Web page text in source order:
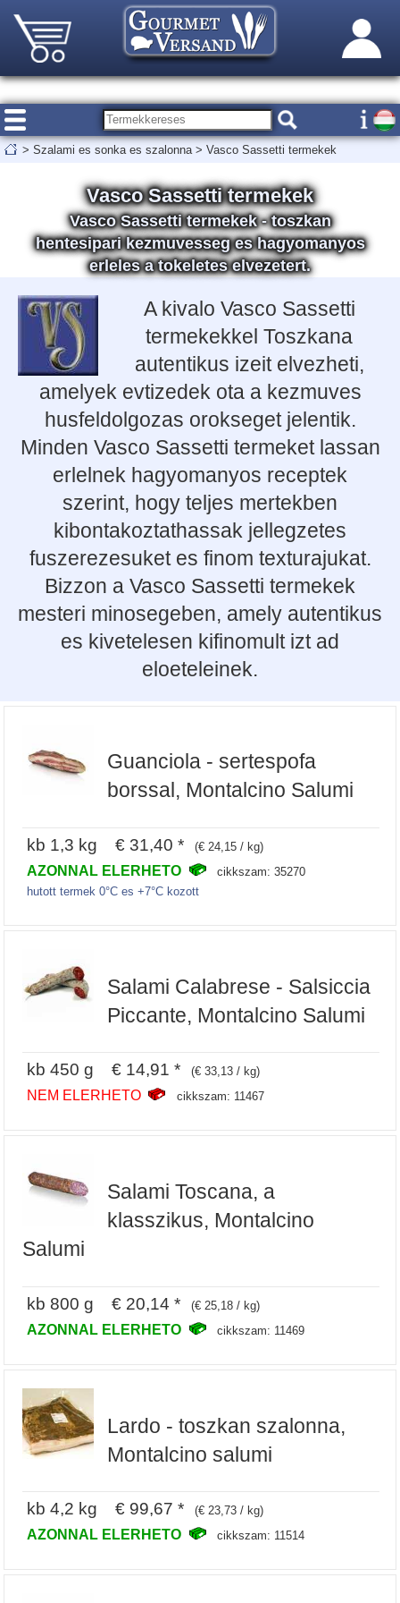
> Szalami es sonka es szalonna > Vasco Sassetti termekek
Vasco Sassetti termekek
Vasco Sassetti termekek - toszkan
hentesipari kezmuvesseg es hagyomanyos
erleles a tokeletes elvezetert.
A kivalo Vasco Sassetti
termekekkel Toszkana
autentikus izeit elvezheti,
amelyek evtizedek ota a kezmuves
husfeldolgozas orokseget jelentik.
Minden Vasco Sassetti termeket lassan
erlelnek hagyomanyos receptek
szerint, hogy teljes mertekben
kibontakoztathassak jellegzetes
fuszerezesuket es finom texturajukat.
Bizzon a Vasco Sassetti termekek
mesteri minosegeben, amely autentikus
es kivetelesen kifinomult izt ad
eloeteleinek.
Guanciola - sertespofa
borssal, Montalcino Salumi
kb 1,3 kg € 31,40 * (€ 24,15 / kg)
AZONNAL ELERHETO
cikkszam: 35270
hutott termek 0°C es +7°C kozott
Salami Calabrese - Salsiccia
Piccante, Montalcino Salumi
kb 450 g € 14,91 * (€ 33,13 / kg)
NEM ELERHETO cikkszam: 11467
Salami Toscana, a
klasszikus, Montalcino
Salumi
kb 800 g € 20,14 * (€ 25,18 / kg)
AZONNAL ELERHETO cikkszam: 11469
Lardo - toszkan szalonna,
Montalcino salumi
kb 4,2 kg € 99,67 * (€ 23,73 / kg)
AZONNAL ELERHETO cikkszam: 11514